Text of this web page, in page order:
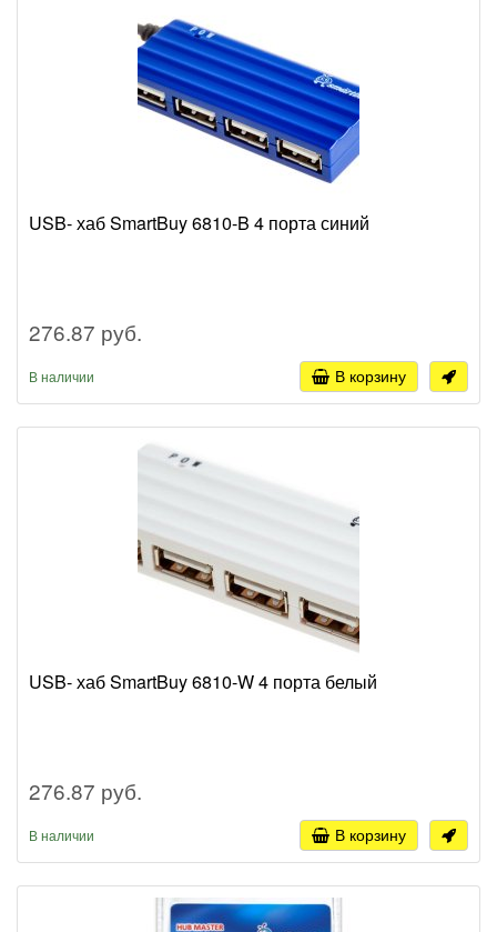
USB- хаб SmartBuy 6810-B 4 порта синий
276.87 руб.
В наличии В корзину
USB- хаб SmartBuy 6810-W 4 порта белый
276.87 руб.
В наличии В корзину